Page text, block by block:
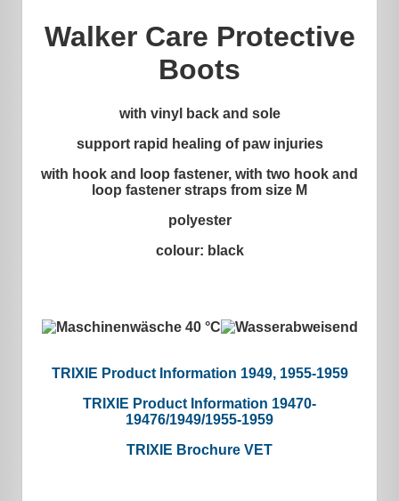
Walker Care Protective
Boots
with vinyl back and sole
support rapid healing of paw injuries
with hook and loop fastener, with two hook and
loop fastener straps from size M
polyester
colour: black
TRIXIE Product Information 1949, 1955-1959
TRIXIE Product Information 19470-
19476/1949/1955-1959
TRIXIE Brochure VET